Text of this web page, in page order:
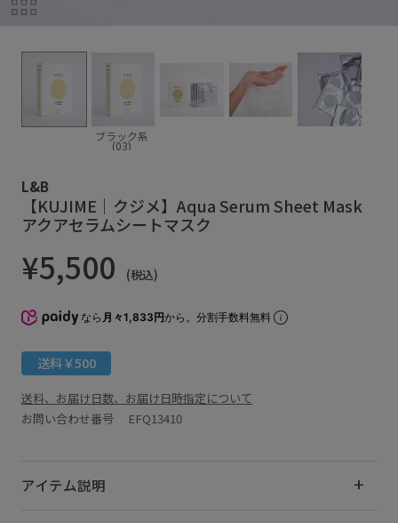
ブラック系
(03)
L&B
【KUJIME｜クジメ】Aqua Serum Sheet Mask
アクアセラムシートマスク
¥5,500 (税込)
なら 月々1,833円から。分割手数料無料
送料￥500
送料、お届け日数、お届け日時指定について
お問い合わせ番号 EFQ13410
アイテム説明